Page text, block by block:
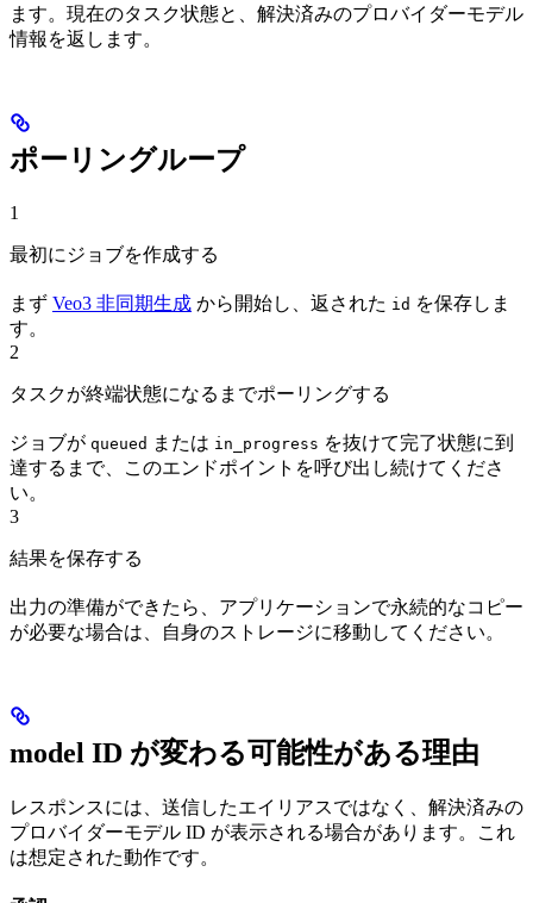
ます。現在のタスク状態と、解決済みのプロバイダーモデル
情報を返します。
ポーリングループ
1
最初にジョブを作成する
まず Veo3 非同期生成 から開始し、返された id を保存しま
す。
2
タスクが終端状態になるまでポーリングする
ジョブが queued または in_progress を抜けて完了状態に到
達するまで、このエンドポイントを呼び出し続けてくださ
い。
3
結果を保存する
出力の準備ができたら、アプリケーションで永続的なコピー
が必要な場合は、自身のストレージに移動してください。
model ID が変わる可能性がある理由
レスポンスには、送信したエイリアスではなく、解決済みの
プロバイダーモデル ID が表示される場合があります。これ
は想定された動作です。